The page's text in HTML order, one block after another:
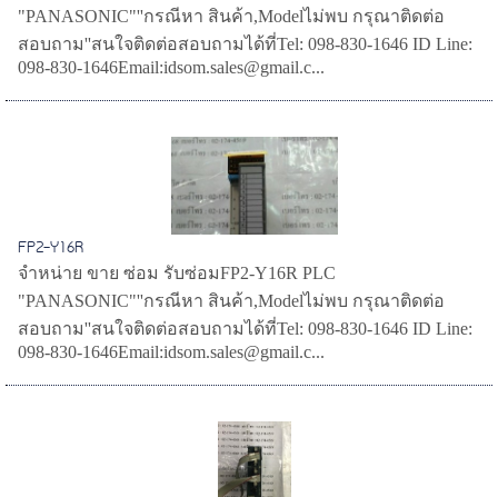
"PANASONIC"''กรณีหา สินค้า,Modelไม่พบ กรุณาติดต่อ
สอบถาม''สนใจติดต่อสอบถามได้ที่Tel: 098-830-1646 ID Line:
098-830-1646Email:idsom.sales@gmail.c...
FP2-Y16R
จำหน่าย ขาย ซ่อม รับซ่อมFP2-Y16R PLC
"PANASONIC"''กรณีหา สินค้า,Modelไม่พบ กรุณาติดต่อ
สอบถาม''สนใจติดต่อสอบถามได้ที่Tel: 098-830-1646 ID Line:
098-830-1646Email:idsom.sales@gmail.c...